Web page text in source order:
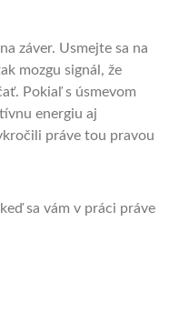
záver. Usmejte sa na
mozgu signál, že
Pokiaľ s úsmevom
energiu aj
práve tou pravou
sa vám v práci práve